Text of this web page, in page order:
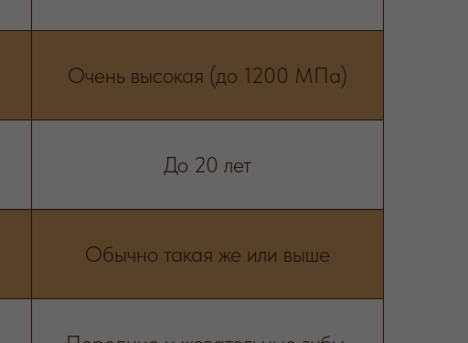
Очень высокая (до 1200 МПа)
До 20 лет
Обычно такая же или выше